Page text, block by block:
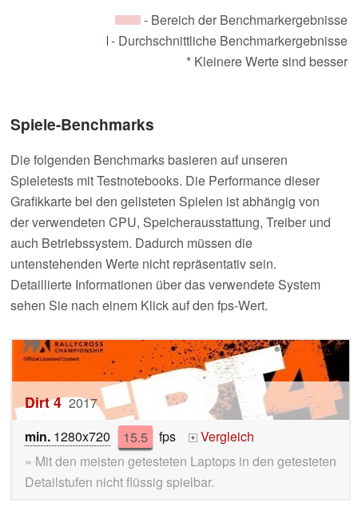
- Bereich der Benchmarkergebnisse
- Durchschnittliche Benchmarkergebnisse
* Kleinere Werte sind besser
Spiele-Benchmarks
Die folgenden Benchmarks basieren auf unseren
Spieletests mit Testnotebooks. Die Performance dieser
Grafikkarte bei den gelisteten Spielen ist abhängig von
der verwendeten CPU, Speicherausstattung, Treiber und
auch Betriebssystem. Dadurch müssen die
untenstehenden Werte nicht repräsentativ sein.
Detaillierte Informationen über das verwendete System
sehen Sie nach einem Klick auf den fps-Wert.
Dirt 4 2017
min. 1280x720 15.5 fps +
Vergleich
» Mit den meisten getesteten Laptops in den getesteten
Detailstufen nicht flüssig spielbar.